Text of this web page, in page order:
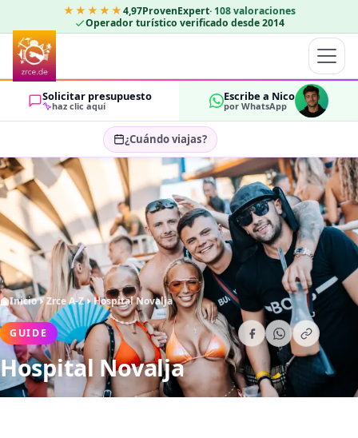
★★★★★4,97ProvenExpert· 108 valoraciones
Operador turístico verificado desde 2014
Solicitar presupuesto
haz clic aquí
Escribe a Nico
por WhatsApp
¿Cuándo viajas?
Seleccionar fechas…
HUÉSPEDES
2 OK
Inicio Zrce A-Z Hospital Novalja
GUIDE
Hospital Novalja